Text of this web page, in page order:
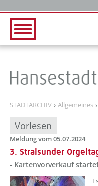
STADTARCHIV Allgemeines
Vorlesen
Meldung vom 05.07.2024
3. Stralsunder
- Kartenvorverkauf